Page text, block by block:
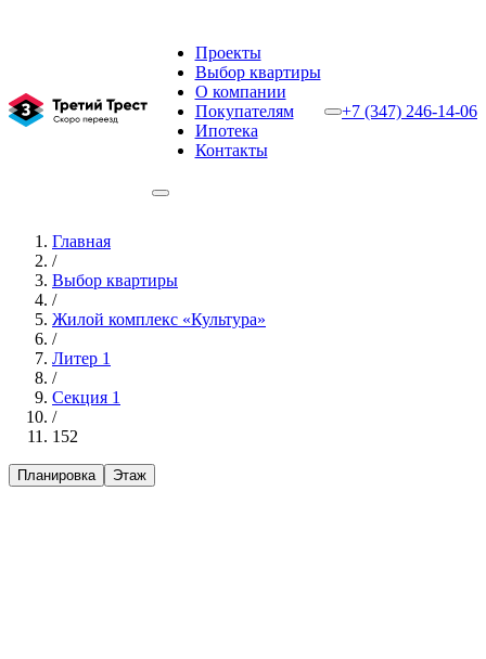
Проекты
Выбор квартиры
О компании
Покупателям
Ипотека
Контакты
+7 (347) 246-14-06
Главная
/
Выбор квартиры
/
Жилой комплекс «Культура»
/
Литер 1
/
Секция 1
/
152
Планировка Этаж